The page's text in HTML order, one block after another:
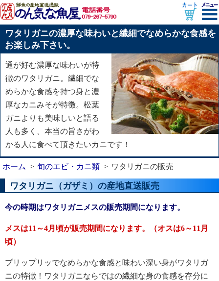
ワタリガニの濃厚な味わいと繊細でなめらかな食感を
お楽しみ下さい。
通が好む濃厚な味わいが特
徴のワタリガニ。繊細でな
めらかな食感を持つ身と濃
厚なカニみそが特徴。松葉
ガニよりも美味しいと語る
人も多く、本当の旨さがわ
かる人に食べて頂きたいカニです！
ホーム 旬のエビ・カニ類 ワタリガニの販売
ワタリガニ（ガザミ）の産地直送販売
今の時期はワタリガニメスの販売期間になります。
メスは11～4月頃が販売期間になります。（オスは6～11月
頃）
プリップリッでなめらかな食感と味わい深い身がワタリガ
ニの特徴！ワタリガニならではの繊細な身の食感を存分に